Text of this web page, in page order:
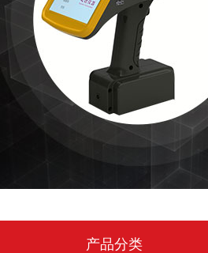
产品分类